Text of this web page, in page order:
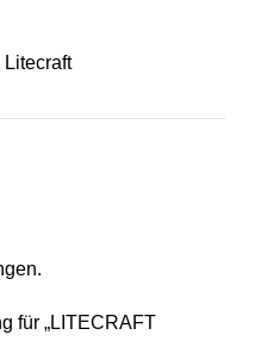
Litecraft
für „LITECRAFT